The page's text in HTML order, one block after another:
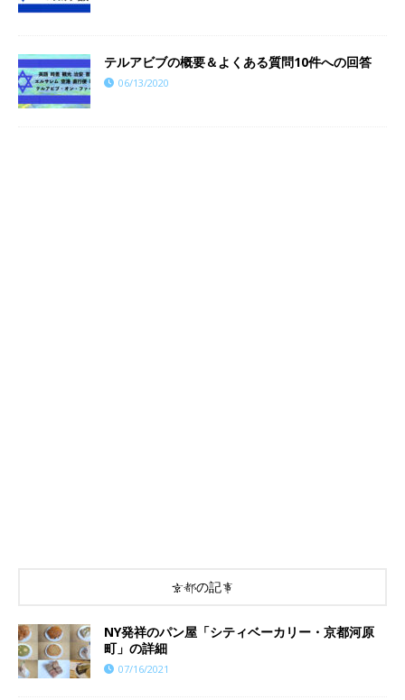
テルアビブの概要＆よくある質問10件への回答
06/13/2020
京都の記事
NY発祥のパン屋「シティベーカリー・京都河原
町」の詳細
07/16/2021